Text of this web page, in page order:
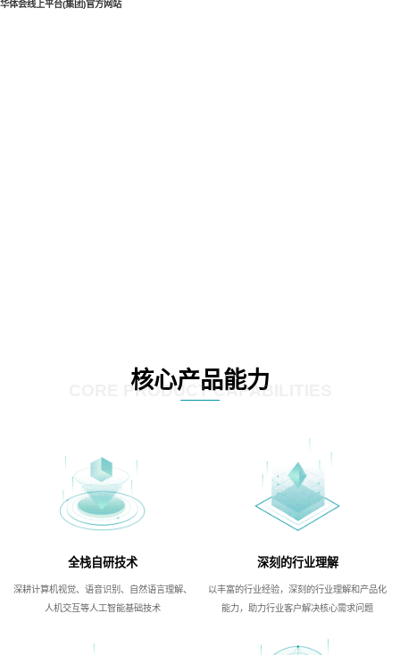
华体会线上平台(集团)官方网站
核心产品能力
CORE PRODUCT CAPABILITIES
全栈自研技术
深耕计算机视觉、语音识别、自然语言理解、
人机交互等人工智能基础技术
深刻的行业理解
以丰富的行业经验，深刻的行业理解和产品化
能力，助力行业客户解决核心需求问题